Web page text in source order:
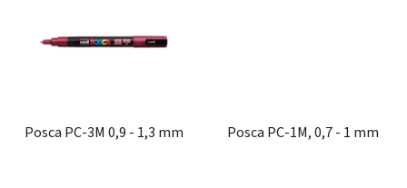
Posca PC-3M 0,9 - 1,3 mm Posca PC-1M, 0,7 - 1 mm